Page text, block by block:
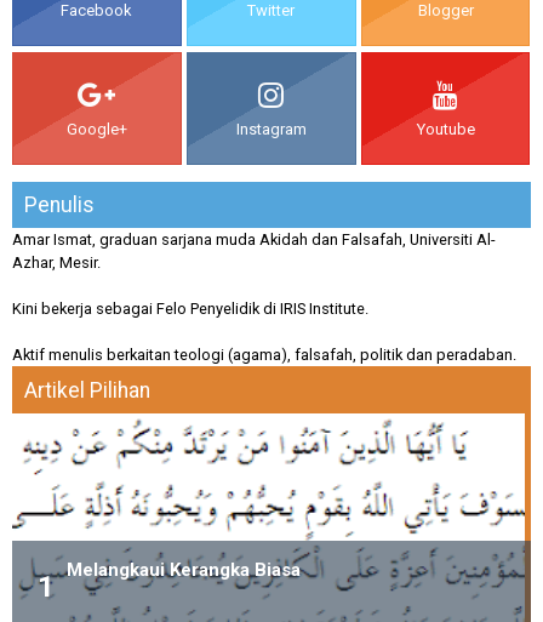
Facebook Twitter Blogger
Google+ Instagram Youtube
Penulis
Amar Ismat, graduan sarjana muda Akidah dan Falsafah, Universiti Al-
Azhar, Mesir.
Kini bekerja sebagai Felo Penyelidik di IRIS Institute.
Aktif menulis berkaitan teologi (agama), falsafah, politik dan peradaban.
Artikel Pilihan
Melangkaui Kerangka Biasa